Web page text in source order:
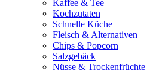
Kaffee & Tee
Kochzutaten
Schnelle Küche
Fleisch & Alternativen
Chips & Popcorn
Salzgebäck
Nüsse & Trockenfrüchte